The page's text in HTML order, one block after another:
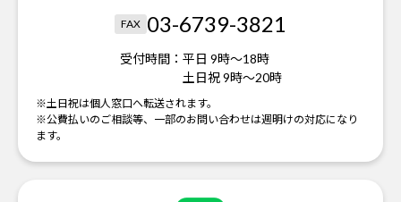
FAX 03-6739-3821
受付時間： 平日 9時～18時
土日祝 9時～20時
※土日祝は個人窓口へ転送されます。
※公費払いのご相談等、一部のお問い合わせは週明けの対応になり
ます。